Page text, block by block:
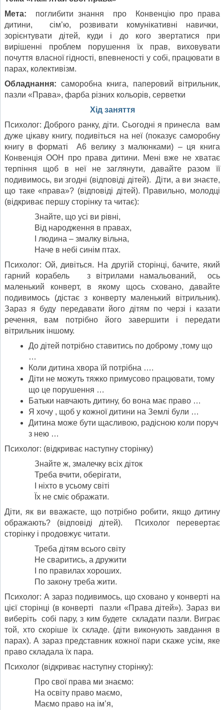
Мета: поглибити знання про Конвенцію про права
дитини, сім’ю, розвивати комунікативні навички,
зорієнтувати дітей, куди і до кого звертатися при
вирішенні проблем порушення їх прав, виховувати
почуття власної гідності, впевненості у собі, працювати в
парах, колективізм.
Обладнання: саморобна книга, паперовий вітрильник,
пазли «Права», фарба різних кольорів, серветки
Хід заняття
Психолог: Доброго ранку, діти. Сьогодні я принесла вам
дуже цікаву книгу, подивіться на неї (показує саморобну
книгу в форматі А6 велику з малюнками) – ця книга
Конвенція ООН про права дитини. Мені вже не хватає
терпіння щоб в неї не заглянути, давайте разом її
подивимось, ви згодні (відповіді дітей). Діти, а ви знаєте,
що таке «права»? (відповіді дітей). Правильно, молодці
(відкриває першу сторінку та читає):
Знайте, що усі ви рівні,
Від народження в правах,
І людина – змалку вільна,
Наче в небі синім птах.
Психолог: Ой, дивіться. На другій сторінці, бачите, який
гарний корабель з вітрилами намальований, ось
маленький конверт, в якому щось сховано, давайте
подивимось (дістає з конверту маленький вітрильник).
Зараз я буду передавати його дітям по черзі і казати
речення, вам потрібно його завершити і передати
вітрильник іншому.
До дітей потрібно ставитись по доброму ,тому що
…
Коли дитина хвора їй потрібна ….
Діти не можуть тяжко примусово працювати, тому
що це порушення …
Батьки навчають дитину, бо вона має право …
Я хочу , щоб у кожної дитини на Землі були …
Дитина може бути щасливою, радісною коли поруч
з нею …
Психолог: (відкриває наступну сторінку)
Знайте ж, змалечку всіх діток
Треба вчити, оберігати,
І ніхто в усьому світі
Їх не сміє ображати.
Діти, як ви вважаєте, що потрібно робити, якщо дитину
ображають? (відповіді дітей). Психолог перевертає
сторінку і продовжує читати.
Треба дітям всього світу
Не сваритись, а дружити
І по правилах хороших.
По закону треба жити.
Психолог: А зараз подивимось, що сховано у конверті на
цієї сторінці (в конверті пазли «Права дітей»). Зараз ви
виберіть собі пару, з ким будете складати пазли. Виграє
той, хто скоріше їх складе. (діти виконують завдання в
парах). А зараз представник кожної пари скаже усім, яке
право складала їх пара.
Психолог (відкриває наступну сторінку):
Про свої права ми знаємо:
На освіту право маємо,
Маємо право на ім’я,